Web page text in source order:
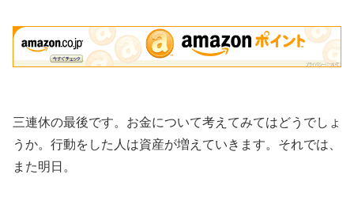
三連休の最後です。お金について考えてみてはどうでしょ
うか。行動をした人は資産が増えていきます。それでは、
また明日。